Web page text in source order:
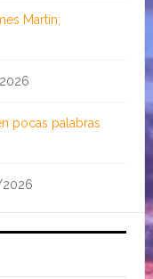
Martin;
pocas palabras